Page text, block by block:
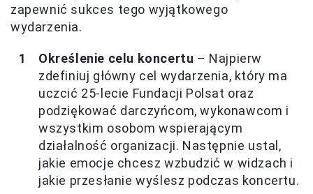
zapewnić sukces tego wyjątkowego
wydarzenia.
Określenie celu koncertu – Najpierw
zdefiniuj główny cel wydarzenia, który ma
uczcić 25-lecie Fundacji Polsat oraz
podziękować darczyńcom, wykonawcom i
wszystkim osobom wspierającym
działalność organizacji. Następnie ustal,
jakie emocje chcesz wzbudzić w widzach i
jakie przesłanie wyślesz podczas koncertu.